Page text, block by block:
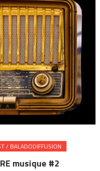
/ BALADODIFFUSION
musique #2